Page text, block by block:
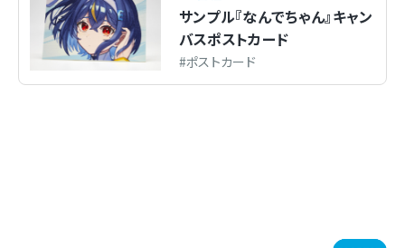
お問合せ
サンプル『なんでちゃん』キャン
バスポストカード
ポストカード